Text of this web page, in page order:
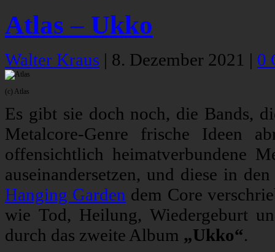
Atlas – Ukko
Walter Kraus | 8. Dezember 2021 | 0
(c) Atlas
Es gibt sie doch noch, die Bands,
Metalcore-Genre frische Ideen
offensichtlich heimatverbundene
auseinandersetzen, und diese in
Hanging Garden dem Core
wie Tod, Heilung, Wiedergeburt
durch das zweite Album „Ukko“.